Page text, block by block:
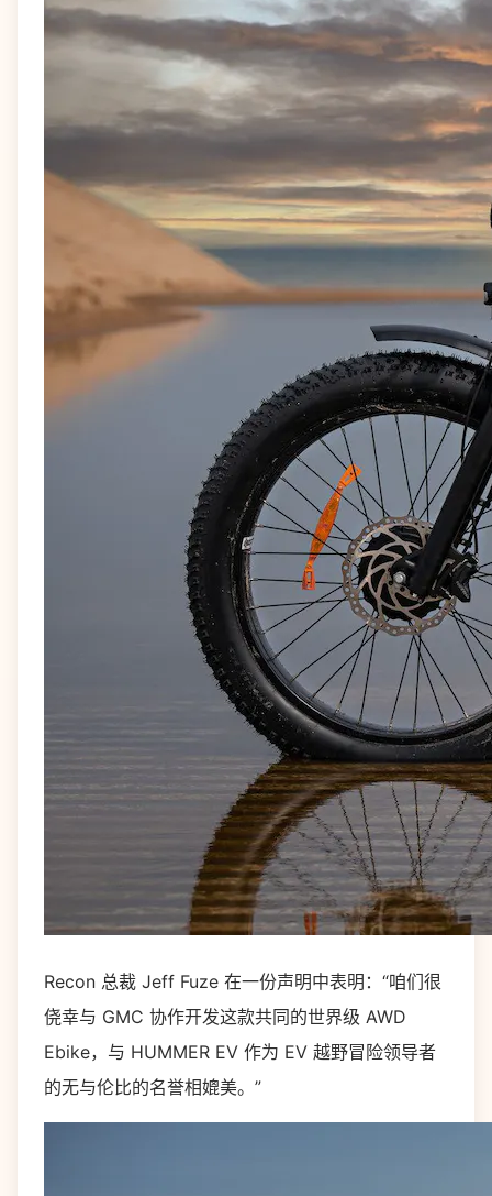
Recon 总裁 Jeff Fuze 在一份声明中表明：“咱们很
侥幸与 GMC 协作开发这款共同的世界级 AWD
Ebike，与 HUMMER EV 作为 EV 越野冒险领导者
的无与伦比的名誉相媲美。”